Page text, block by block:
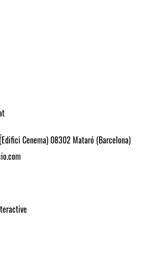
Cenema) 08302 Mataró (Barcelona)